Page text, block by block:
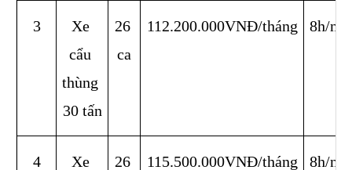
3
Xe
cẩu
thùng
30 tấn
26
ca
112.200.000VNĐ/tháng 8h/
4
Xe
26
115.500.000VNĐ/tháng 8h/